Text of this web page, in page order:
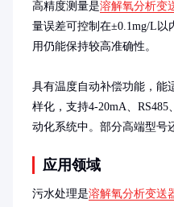
高精度测量是溶解氧分析变
量误差可控制在±0.1mg/L以
用仍能保持较高准确性。
具有温度自动补偿功能，能
样化，支持4-20mA、RS485
动化系统中。部分高端型号
应用领域
污水处理是溶解氧分析变送